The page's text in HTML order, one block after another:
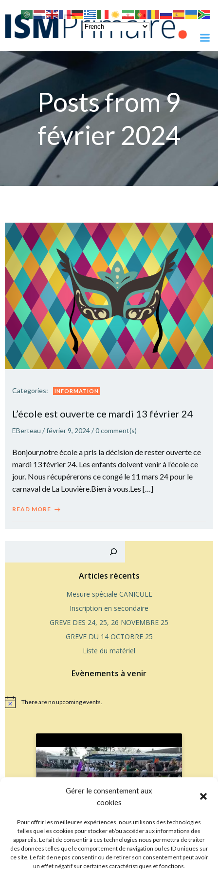
Gérer le consentement aux
cookies
Pour offrir les meilleures expériences, nous utilisons des technologies
telles que les cookies pour stocker et/ou accéder aux informations des
appareils. Le fait de consentir à ces technologies nous permettra de traiter
des données telles que le comportement de navigation ou les ID uniques sur
ce site. Le fait de ne pas consentir ou de retirer son consentement peut avoir
un effet négatif sur certaines caractéristiques et fonctions.
to
content
Posts from 9
février 2024
Categories: INFORMATION
L’école est ouverte ce mardi 13 février 24
EBerteau /février 9, 2024/0comment(s)
Bonjour,notre école a pris la décision de rester ouverte ce
mardi 13 février 24. Les enfants doivent venir à l’école ce
jour. Nous récupérerons ce congé le 11 mars 24 pour le
carnaval de La Louvière.Bien à vous.Les […]
READ MORE
Articles récents
Mesure spéciale CANICULE
Inscription en secondaire
GREVE DES 24, 25, 26 NOVEMBRE 25
GREVE DU 14 OCTOBRE 25
Liste du matériel
Evènements à venir
Notice There are no upcoming events.
marketing et activer ce contenu